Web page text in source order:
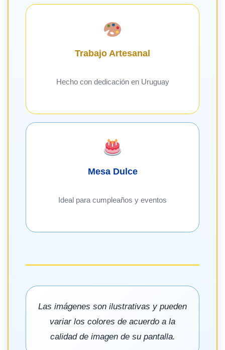
Trabajo Artesanal
Hecho con dedicación en Uruguay
Mesa Dulce
Ideal para cumpleaños y eventos
Las imágenes son ilustrativas y pueden
variar los colores de acuerdo a la
calidad de imagen de su pantalla.